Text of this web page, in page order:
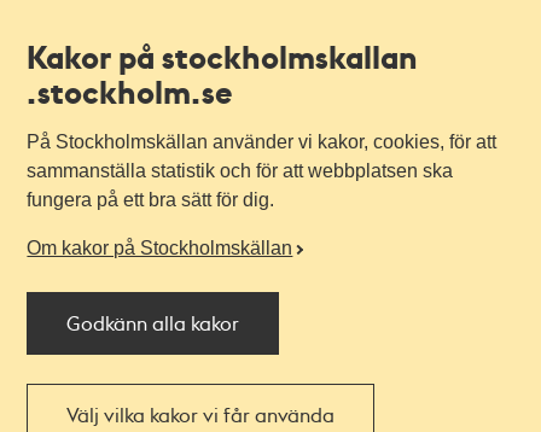
Kakor på stockholmskallan
.stockholm.se
På Stockholmskällan använder vi kakor, cookies, för att
sammanställa statistik och för att webbplatsen ska
fungera på ett bra sätt för dig.
Om kakor på Stockholmskällan
Godkänn alla kakor
Välj vilka kakor vi får använda